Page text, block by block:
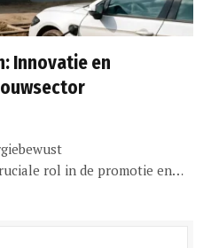
Innovatie en
rol in de promotie en…